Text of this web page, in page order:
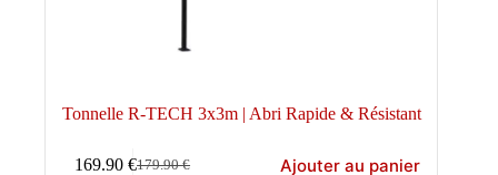
Tonnelle R-TECH 3x3m | Abri Rapide & Résistant
179.90€
169.90€ Ajouter au panier